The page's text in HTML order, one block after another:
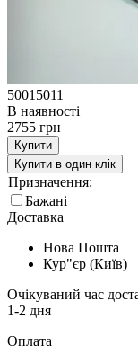
50015011
В наявності
2755 грн
Купити
Купити в один клік
Призначення:
Бажані
Доставка
Нова Пошта
Кур"єр (Київ)
Очікуваний час
1-2 дня
Оплата